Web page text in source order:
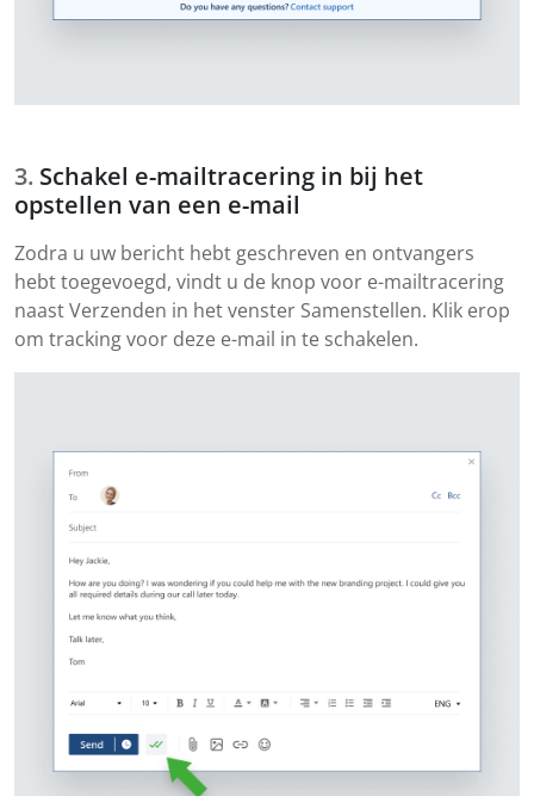
Schakel e-mailtracering in bij het
opstellen van een e-mail
Zodra u uw bericht hebt geschreven en ontvangers
hebt toegevoegd, vindt u de knop voor e-mailtracering
naast Verzenden in het venster Samenstellen. Klik erop
om tracking voor deze e-mail in te schakelen.